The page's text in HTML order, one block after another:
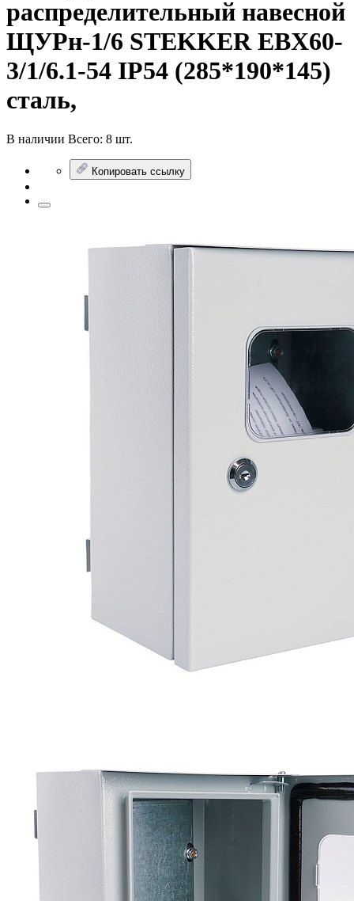
распределительный навесной
ЩУРн-1/6 STEKKER EBX60-
3/1/6.1-54 IP54 (285*190*145)
сталь,
В наличии Всего: 8 шт.
Копировать ссылку